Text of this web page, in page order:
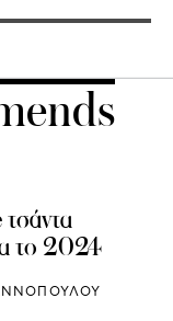
το 2024